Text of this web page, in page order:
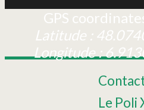
GPS
Latitude :
Longitude :
Le Poli